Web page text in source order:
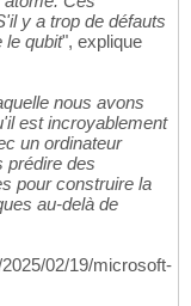
y a trop de défauts
le qubit", explique
nous avons
est incroyablement
un ordinateur
prédire des
pour construire la
au-delà de
02/19/microsoft-